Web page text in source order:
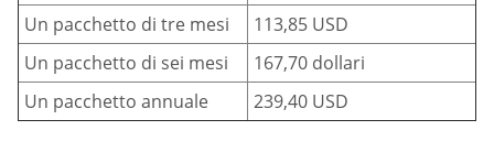
Un pacchetto di tre mesi
113,85 USD
Un pacchetto di sei mesi
167,70 dollari
Un pacchetto annuale
239,40 USD